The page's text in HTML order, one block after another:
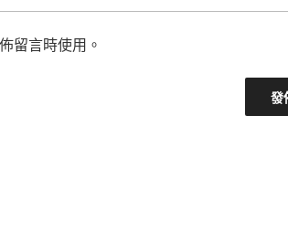
留言時使用。